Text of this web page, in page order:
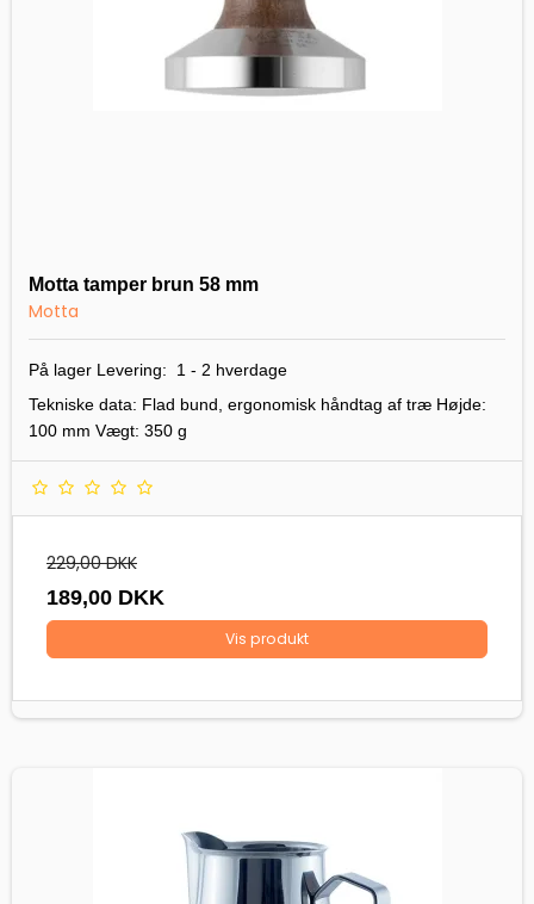
Motta tamper brun 58 mm
Motta
På lager Levering: 1 - 2 hverdage
Tekniske data: Flad bund, ergonomisk håndtag af træ Højde:
100 mm Vægt: 350 g
229,00 DKK
189,00 DKK
Vis produkt